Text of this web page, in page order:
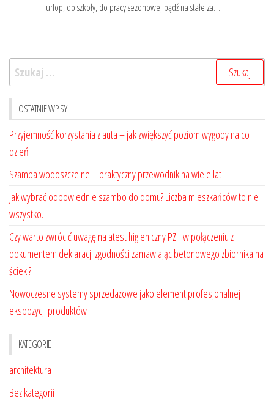
urlop, do szkoły, do pracy sezonowej bądź na stałe za…
Szukaj:
OSTATNIE WPISY
Przyjemność korzystania z auta – jak zwiększyć poziom wygody na co
dzień
Szamba wodoszczelne – praktyczny przewodnik na wiele lat
Jak wybrać odpowiednie szambo do domu? Liczba mieszkańców to nie
wszystko.
Czy warto zwrócić uwagę na atest higieniczny PZH w połączeniu z
dokumentem deklaracji zgodności zamawiając betonowego zbiornika na
ścieki?
Nowoczesne systemy sprzedażowe jako element profesjonalnej
ekspozycji produktów
KATEGORIE
architektura
Bez kategorii